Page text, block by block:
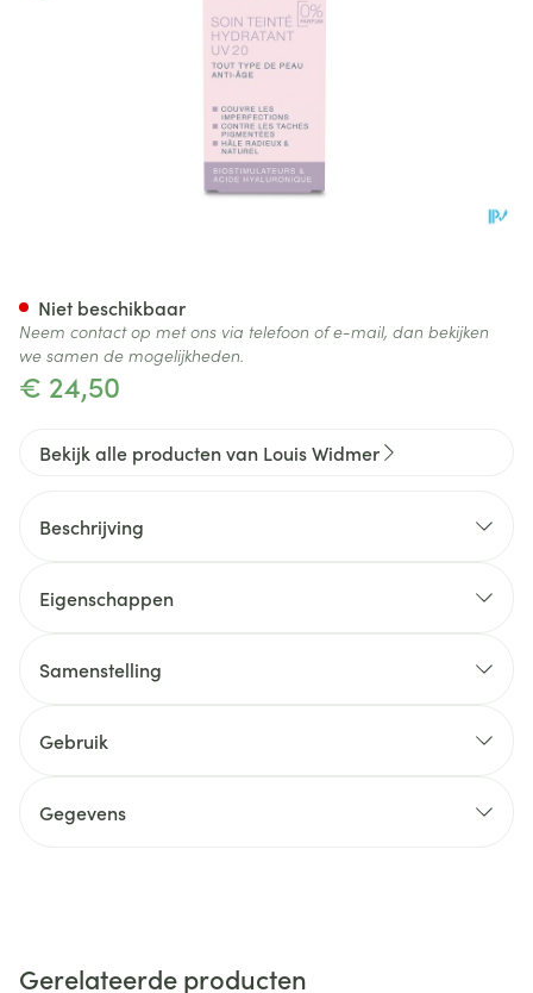
€ 24,50
Niet beschikbaar
Neem contact op met ons via telefoon of e-mail, dan bekijken
we samen de mogelijkheden.
Bekijk alle producten van Louis Widmer
Beschrijving
Eigenschappen
Samenstelling
Gebruik
Gegevens
Gerelateerde producten